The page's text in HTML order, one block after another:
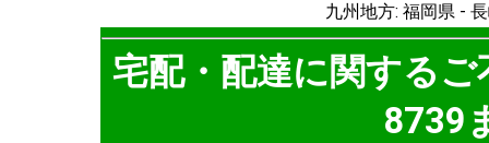
九州地方: 福岡県 -
宅配・配達に関する
8739